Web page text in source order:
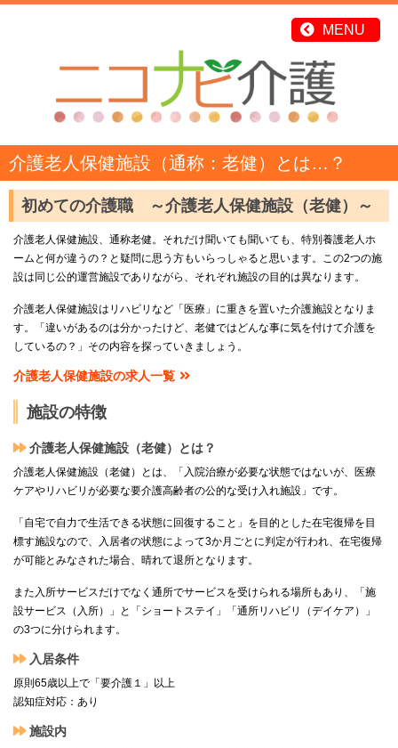
介護老人保健施設（通称：老健）とは…？
初めての介護職 ～介護老人保健施設（老健）～
介護老人保健施設、通称老健。それだけ聞いても聞いても、特別養護老人ホ
ームと何が違うの？と疑問に思う方もいらっしゃると思います。この2つの施
設は同じ公的運営施設でありながら、それぞれ施設の目的は異なります。
介護老人保健施設はリハビリなど「医療」に重きを置いた介護施設となりま
す。「違いがあるのは分かったけど、老健ではどんな事に気を付けて介護を
しているの？」その内容を探っていきましょう。
介護老人保健施設の求人一覧
施設の特徴
介護老人保健施設（老健）とは？
介護老人保健施設（老健）とは、「入院治療が必要な状態ではないが、医療
ケアやリハビリが必要な要介護高齢者の公的な受け入れ施設」です。
「自宅で自力で生活できる状態に回復すること」を目的とした在宅復帰を目
標す施設なので、入居者の状態によって3か月ごとに判定が行われ、在宅復帰
が可能とみなされた場合、晴れて退所となります。
また入所サービスだけでなく通所でサービスを受けられる場所もあり、「施
設サービス（入所）」と「ショートステイ」「通所リハビリ（デイケア）」
の3つに分けられます。
入居条件
原則65歳以上で「要介護１」以上
認知症対応：あり
施設内